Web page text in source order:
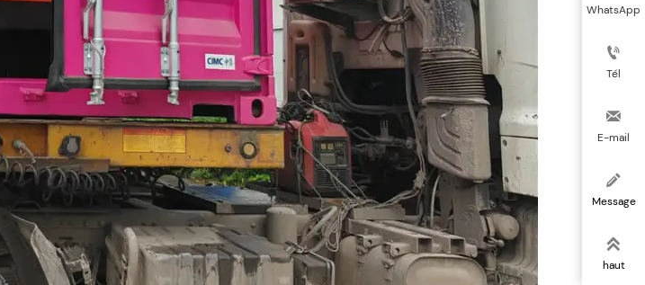
WhatsApp

Tél

E-mail

Message

haut